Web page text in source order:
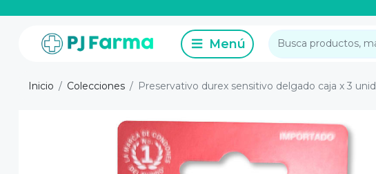
Inicio Colecciones Preservativo durex sensitivo delgado caja x 3 unid